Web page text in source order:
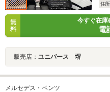
住所
無
料
今すぐ在庫
電
販売店： ユニバース 堺
メルセデス・ベンツ